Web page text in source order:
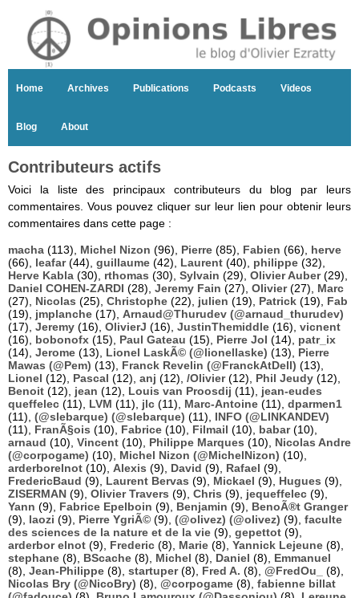
Home Archives Publications Podcasts Videos
Blog About
Contributeurs actifs
Voici la liste des principaux contributeurs du blog par leurs
commentaires. Vous pouvez cliquer sur leur lien pour obtenir leurs
commentaires dans cette page :
macha (113), Michel Nizon (96), Pierre (85), Fabien (66), herve
(66), leafar(44), guillaume (42), Laurent (40), philippe (32),
Herve Kabla (30), rthomas (30), Sylvain (29), Olivier Auber(29),
Daniel COHEN-ZARDI (28), Jeremy Fain (27), Olivier(27), Marc
(27), Nicolas (25), Christophe (22), julien (19), Patrick (19), Fab
(19), jmplanche (17), Arnaud@Thurudev (@arnaud_thurudev)
(17), Jeremy (16), OlivierJ (16), JustinThemiddle (16), vicnent
(16), bobonofx (15), Paul Gateau (15), Pierre Jol (14), patr_ix
(14), Jerome (13), Lionel LaskÃ© (@lionellaske) (13), Pierre
Mawas (@Pem) (13), Franck Revelin (@FranckAtDell) (13),
Lionel (12), Pascal (12), anj (12), /Olivier(12), Phil Jeudy (12),
Benoit (12), jean (12), Louis van Proosdij (11), jean-eudes
queffelec (11), LVM (11), jlc (11), Marc-Antoine (11), dparmen1
(11), (@slebarque) (@slebarque) (11), INFO (@LINKANDEV)
(11), FranÃ§ois (10), Fabrice (10), Filmail (10), babar(10),
arnaud (10), Vincent (10), Philippe Marques (10), Nicolas Andre
(@corpogame) (10), Michel Nizon (@MichelNizon) (10),
arderborelnot (10), Alexis (9), David (9), Rafael (9),
FredericBaud (9), Laurent Bervas (9), Mickael (9), Hugues (9),
ZISERMAN (9), Olivier Travers (9), Chris (9), jequeffelec (9),
Yann (9), Fabrice Epelboin (9), Benjamin (9), BenoÃ®t Granger
(9), laozi (9), Pierre YgriÃ© (9), (@olivez) (@olivez) (9), faculte
des sciences de la nature et de la vie (9), gepettot (9),
arderbor elnot (9), Frederic (8), Marie (8), Yannick Lejeune (8),
stephane (8), BScache (8), Michel (8), Daniel (8), Emmanuel
(8), Jean-Philippe (8), startuper(8), Fred A. (8), @FredOu_
(8),
Nicolas Bry (@NicoBry) (8), @corpogame (8), fabienne billat